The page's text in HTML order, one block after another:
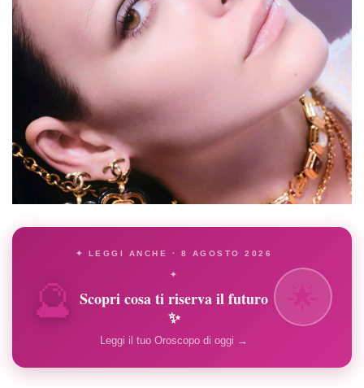
🔮
✦ LEGGI ANCHE · 8 AGOSTO 2026
✦
Scopri cosa ti riserva il futuro
✨
Leggi il tuo Oroscopo di oggi →